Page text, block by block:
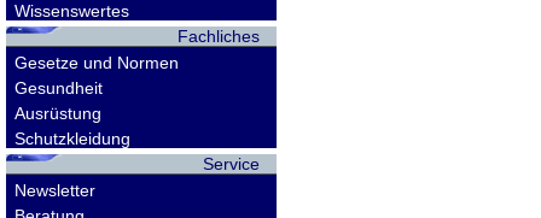
Wissenswertes
Fachliches
Gesetze und Normen
Gesundheit
Ausrüstung
Schutzkleidung
Service
Newsletter